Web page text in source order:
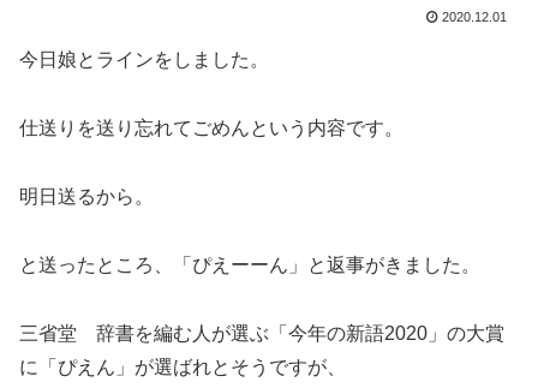
2020.12.01
今日娘とラインをしました。
仕送りを送り忘れてごめんという内容です。
明日送るから。
と送ったところ、「ぴえーーん」と返事がきました。
三省堂 辞書を編む人が選ぶ「今年の新語2020」の大賞
に「ぴえん」が選ばれとそうですが、